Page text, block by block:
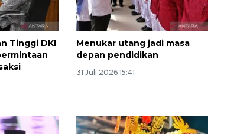
Tinggi DKI
Menukar utang jadi masa
depan pendidikan
31 Juli 2026 15:41